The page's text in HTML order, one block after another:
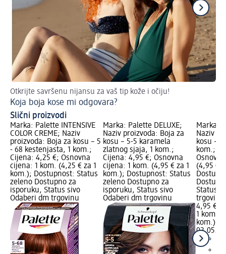
Otkrijte savršenu nijansu za vaš tip kože i očiju!
Koja boja kose mi odgovara?
Slični proizvodi
Marka: Palette INTENSIVE
COLOR CREME; Naziv
proizvoda: Boja za kosu – 5
- 68 kestenjasta, 1 kom.;
Cijena: 4,25 €; Osnovna
cijena: 1 kom. (4,25 € za 1
kom.); Dostupnost: Status
zeleno Dostupno za
isporuku, Status sivo
Odaberi dm trgovinu
Marka: Palette DELUXE;
Naziv proizvoda: Boja za
kosu – 5-5 karamela
zlatnog sjaja, 1 kom.;
Cijena: 4,95 €; Osnovna
cijena: 1 kom. (4,95 € za 1
kom.); Dostupnost: Status
zeleno Dostupno za
isporuku, Status sivo
Odaberi dm trgovinu
Marka:
Naziv
kosu –
kom.;
(4,95 €
Status
trgovinu
4,95 €
1 kom.
kom.)